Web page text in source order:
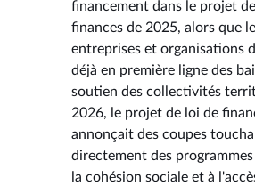
financement dans le projet
finances de 2025, alors que
entreprises et organisations
déjà en première ligne des
soutien des collectivités
2026, le projet de loi de
annonçait des coupes
directement des programmes
la cohésion sociale et à